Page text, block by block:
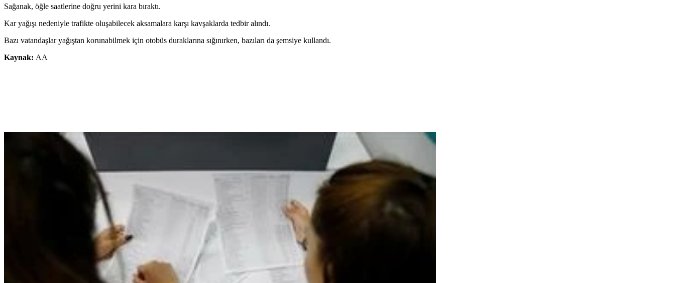
Sağanak, öğle saatlerine doğru yerini kara bıraktı.
Kar yağışı nedeniyle trafikte oluşabilecek aksamalara karşı kavşaklarda tedbir alındı.
Bazı vatandaşlar yağıştan korunabilmek için otobüs duraklarına sığınırken, bazıları da şemsiye kullandı.
Kaynak: AA